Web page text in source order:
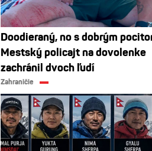
Doodieraný, no s dobrým
Mestský policajt na dovolenke
zachránil dvoch ľudí
Zahraničie